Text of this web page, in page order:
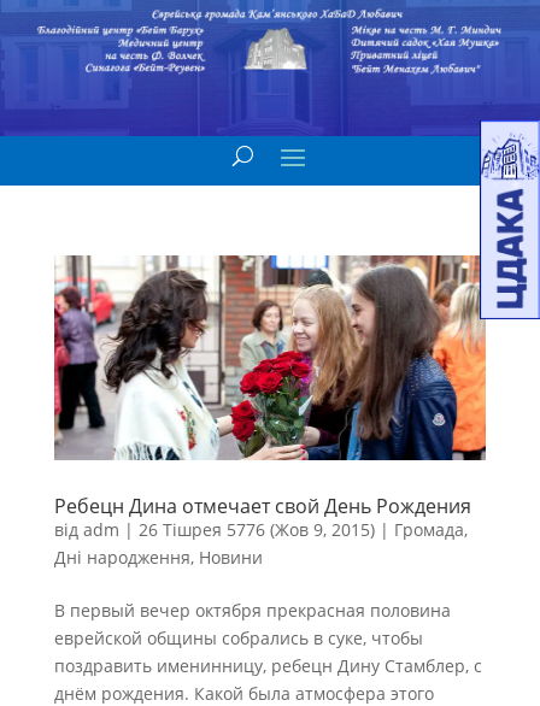
Ребецн Дина отмечает свой День Рождения
від adm | 26 Тішрея 5776 (Жов 9, 2015)| Громада,
Дні народження, Новини
В первый вечер октября прекрасная половина
еврейской общины собрались в суке, чтобы
поздравить именинницу, ребецн Дину Стамблер, с
днём рождения. Какой была атмосфера этого